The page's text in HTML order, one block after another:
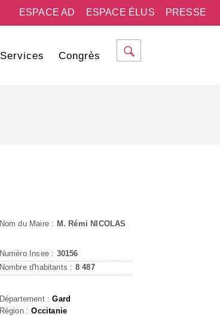
PRESSE
ESPACE ÉLUS
ESPACE AD
Services Congrès
Nom du Maire : M. Rémi NICOLAS
Numéro Insee : 30156
Nombre d'habitants : 8 487
Département :Gard
Région :Occitanie